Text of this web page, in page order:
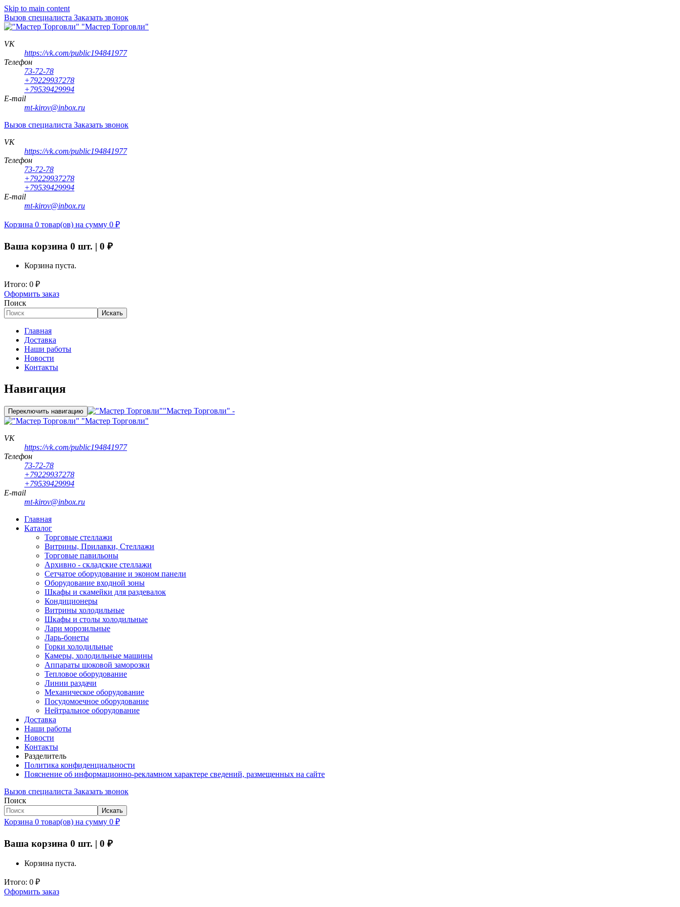
Skip to main content
Вызов специалиста Заказать звонок
"Мастер Торговли"
VK
https://vk.com/public194841977
Телефон
73-72-78
+79229937278
+79539429994
E-mail
mt-kirov@inbox.ru
Вызов специалиста Заказать звонок
VK
https://vk.com/public194841977
Телефон
73-72-78
+79229937278
+79539429994
E-mail
mt-kirov@inbox.ru
Корзина 0 товар(ов) на сумму 0 ₽
Ваша корзина 0 шт. | 0 ₽
Корзина пуста.
Итого: 0 ₽
Оформить заказ
Поиск
Искать
Главная
Доставка
Наши работы
Новости
Контакты
Навигация
Переключить навигацию
"Мастер Торговли" -
"Мастер Торговли"
VK
https://vk.com/public194841977
Телефон
73-72-78
+79229937278
+79539429994
E-mail
mt-kirov@inbox.ru
Главная
Каталог
Торговые стеллажи
Витрины, Прилавки, Стеллажи
Торговые павильоны
Архивно - складские стеллажи
Сетчатое оборудование и эконом панели
Оборудование входной зоны
Шкафы и скамейки для раздевалок
Кондиционеры
Витрины холодильные
Шкафы и столы холодильные
Лари морозильные
Ларь-бонеты
Горки холодильные
Камеры, холодильные машины
Аппараты шоковой заморозки
Тепловое оборудование
Линии раздачи
Механическое оборудование
Посудомоечное оборудование
Нейтральное оборудование
Доставка
Наши работы
Новости
Контакты
Разделитель
Политика конфиденциальности
Пояснение об информационно-рекламном характере сведений, размещенных на сайте
Вызов специалиста Заказать звонок
Поиск
Искать
Корзина 0 товар(ов) на сумму 0 ₽
Ваша корзина 0 шт. | 0 ₽
Корзина пуста.
Итого: 0 ₽
Оформить заказ